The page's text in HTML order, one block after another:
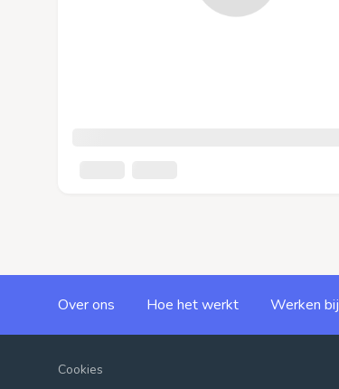
Over ons Hoe het werkt Werken bij
Cookies